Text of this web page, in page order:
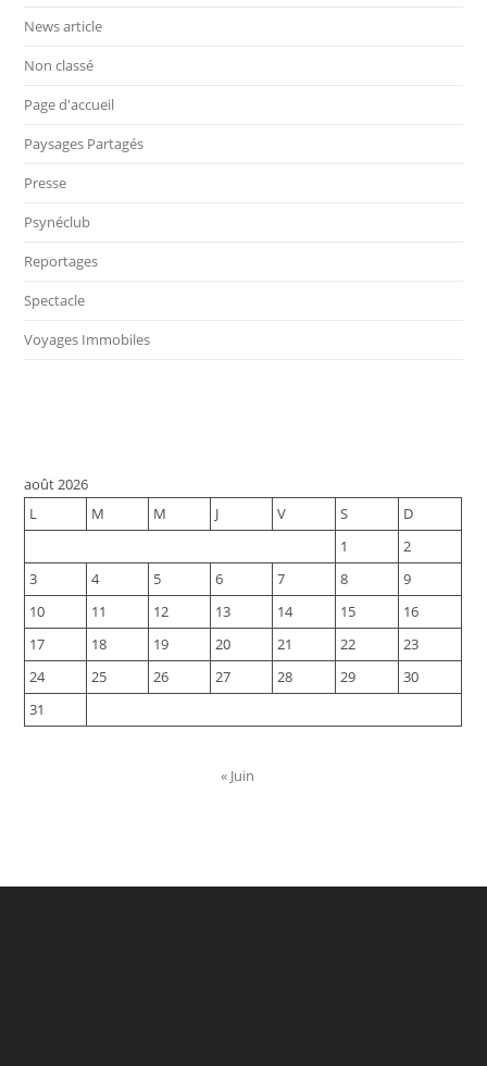
News article
Non classé
Page d'accueil
Paysages Partagés
Presse
Psynéclub
Reportages
Spectacle
Voyages Immobiles
août 2026
L
M M J V S
D
1
2
3
4 5 6 7 8
9
10
11 12 13 14 15
16
17
18 19 20 21 22
23
24
25 26 27 28 29
30
31
« Juin